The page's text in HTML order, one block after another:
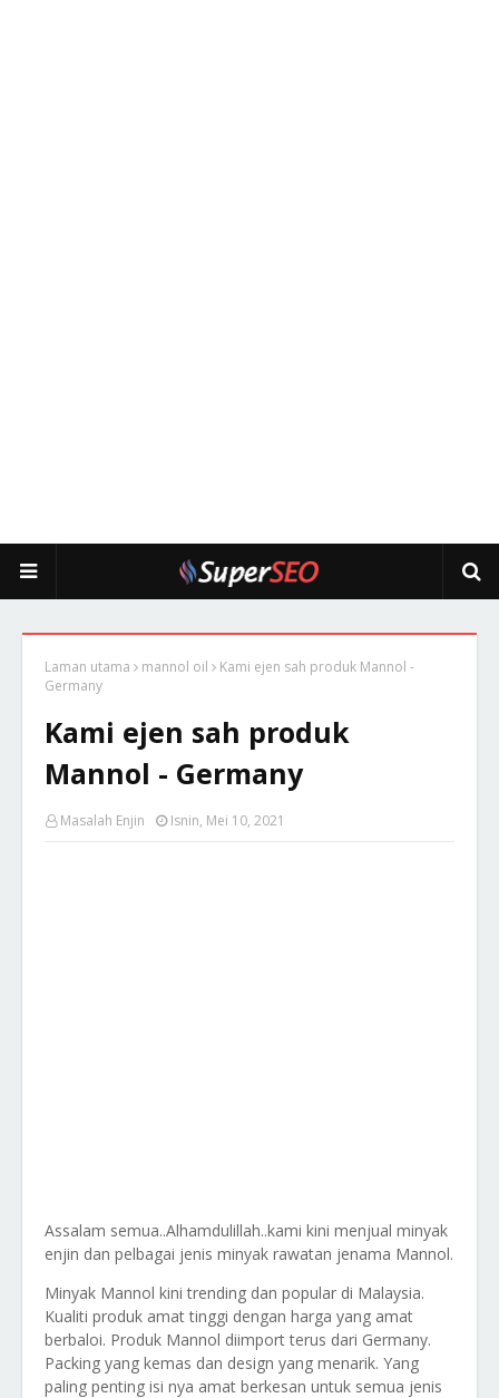
Laman utama mannol oil
Kami ejen sah produk Mannol -
Germany
Kami ejen sah produk
Mannol - Germany
Masalah Enjin Isnin, Mei 10, 2021
Assalam semua..Alhamdulillah..kami kini menjual minyak
enjin dan pelbagai jenis minyak rawatan jenama Mannol.
Minyak Mannol kini trending dan popular di Malaysia.
Kualiti produk amat tinggi dengan harga yang amat
berbaloi. Produk Mannol diimport terus dari Germany.
Packing yang kemas dan design yang menarik. Yang
paling penting isi nya amat berkesan untuk semua jenis